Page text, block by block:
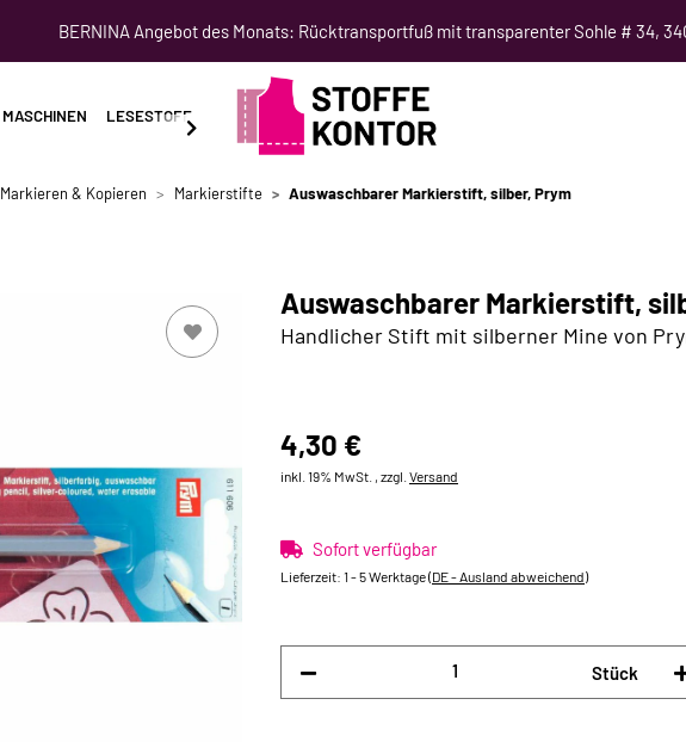
BERNINA Angebot des Monats: Rücktransportfuß mit transparenter Sohle # 34,
MASCHINEN LESESTOFF SCHNITTMUSTER NÄHKURSE
Markieren & Kopieren Markierstifte Auswaschbarer Markierstift, silber, Prym
Auswaschbarer Markierstift,
Handlicher Stift mit silberner Mine von
4,30 €
inkl. 19% MwSt. , zzgl. Versand
Sofort verfügbar
Lieferzeit: 1 - 5 Werktage(DE - Ausland abweichend)
Stück